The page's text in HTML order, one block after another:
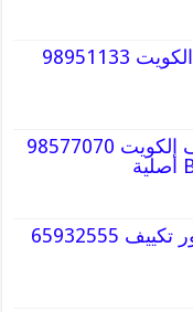
مكتب استخراج فيزا الكويت 98951133
شركة سماعات سقف الكويت 98577070
قص خرسانه وفتح كور تكييف 65932555